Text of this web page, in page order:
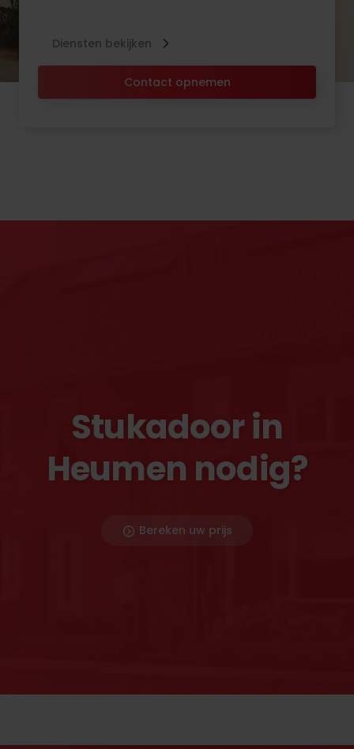
Contact opnemen
Diensten bekijken
Stukadoor in
Heumen nodig?
Bereken uw prijs